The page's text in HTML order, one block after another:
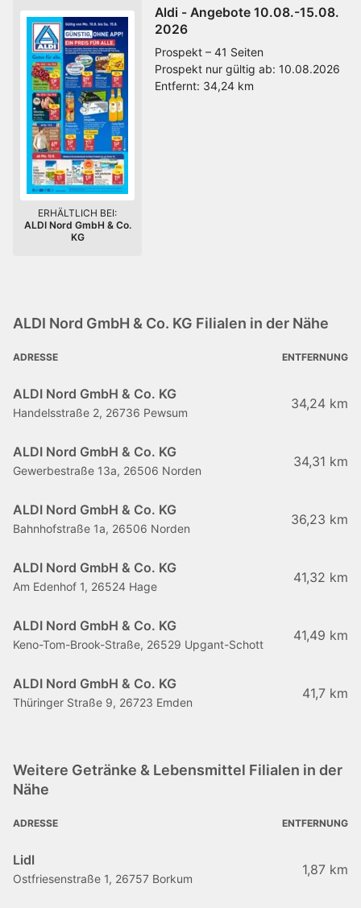
Aldi - Angebote 10.08.-15.08.
2026
Prospekt – 41 Seiten
Prospekt nur gültig ab: 10.08.2026
Entfernt: 34,24 km
ERHÄLTLICH BEI:
ALDI Nord GmbH & Co.
KG
ALDI Nord GmbH & Co. KG Filialen in der Nähe
ADRESSE ENTFERNUNG
ALDI Nord GmbH & Co. KG
Handelsstraße 2, 26736 Pewsum
34,24 km
ALDI Nord GmbH & Co. KG
Gewerbestraße 13a, 26506 Norden
34,31 km
ALDI Nord GmbH & Co. KG
Bahnhofstraße 1a, 26506 Norden
36,23 km
ALDI Nord GmbH & Co. KG
Am Edenhof 1, 26524 Hage
41,32 km
ALDI Nord GmbH & Co. KG
Keno-Tom-Brook-Straße, 26529 Upgant-Schott
41,49 km
ALDI Nord GmbH & Co. KG
Thüringer Straße 9, 26723 Emden
41,7 km
Weitere Getränke & Lebensmittel Filialen in der
Nähe
ADRESSE ENTFERNUNG
Lidl
Ostfriesenstraße 1, 26757 Borkum
1,87 km